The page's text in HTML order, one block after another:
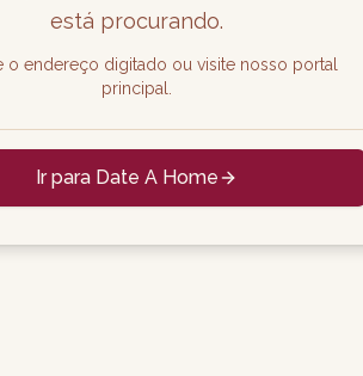
está procurando.
o endereço digitado ou visite nosso portal
principal.
Ir para Date A Home